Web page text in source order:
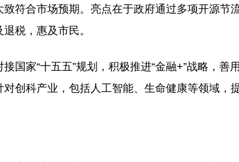
符合市场预期。亮点在于政府通过多项开源节
税，惠及市民。
国家“十五五”规划，积极推进“金融+”战略，善
创科产业，包括人工智能、生命健康等领域，